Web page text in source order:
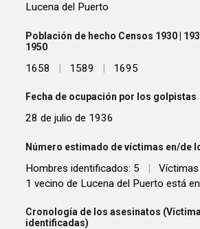
Lucena del Puerto
Población de hecho Censos 1930 |
1950
1658 | 1589 | 1695
Fecha de ocupación por los golpistas
28 de julio de 1936
Número estimado de víctimas en/de
Hombres identificados: 5 |
1 vecino de Lucena del Puerto está
Cronología de los asesinatos
identificadas)